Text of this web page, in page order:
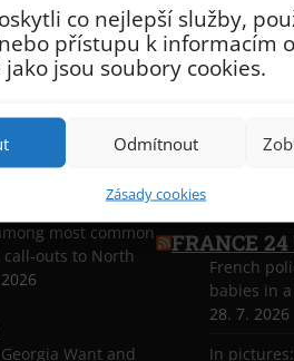
co nejlepší služby,
přístupu k informacím
jsou soubory cookies.
Odmítnout
Zásady cookies
be built at
7. 8. 2026
most common
outs to North
Want and
The
FRANCE
French
babies in
28. 7. 2026
In